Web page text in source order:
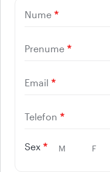
Nume
Prenume
Email
Telefon
Sex M F